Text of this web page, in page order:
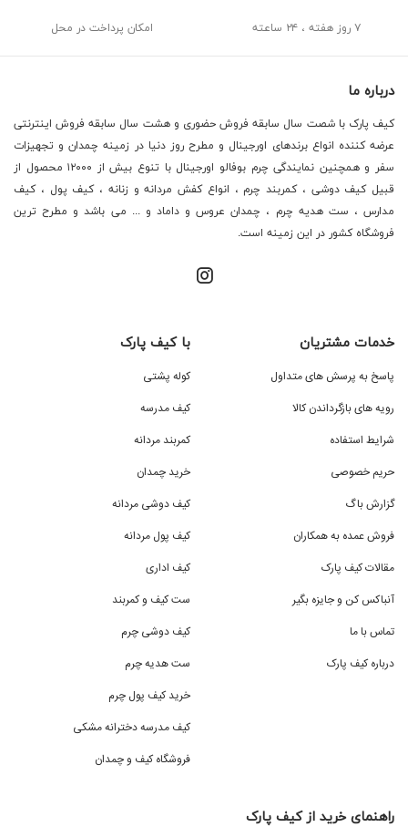
۷ روز هفته ، ۲۴ ساعته امکان پرداخت در محل
درباره ما
کیف پارک با شصت سال سابقه فروش حضوری و هشت سال سابقه فروش اینترنتی
عرضه کننده انواع برندهای اورجینال و مطرح روز دنیا در زمینه چمدان و تجهیزات
سفر و همچنین نمایندگی چرم بوفالو اورجینال با تنوع بیش از ۱۲۰۰۰ محصول از
قبیل کیف دوشی ، کمربند چرم ، انواع کفش مردانه و زنانه ، کیف پول ، کیف
مدارس ، ست هدیه چرم ، چمدان عروس و داماد و ... می باشد و مطرح ترین
فروشگاه کشور در این زمینه است.
خدمات مشتریان
پاسخ به پرسش های متداول
رویه های بازگرداندن کالا
شرایط استفاده
حریم خصوصی
گزارش باگ
فروش عمده به همکاران
مقالات کیف پارک
آنباکس کن و جایزه بگیر
تماس با ما
درباره کیف پارک
با کیف پارک
کوله پشتی
کیف مدرسه
کمربند مردانه
خرید چمدان
کیف دوشی مردانه
کیف پول مردانه
کیف اداری
ست کیف و کمربند
کیف دوشی چرم
ست هدیه چرم
خرید کیف پول چرم
کیف مدرسه دخترانه مشکی
فروشگاه کیف و چمدان
راهنمای خرید از کیف پارک